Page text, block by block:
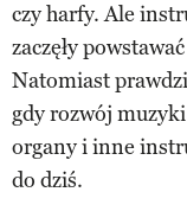
czy harfy. Ale
zaczęły
Natomiast
gdy rozwój
organy i inne
do dziś.